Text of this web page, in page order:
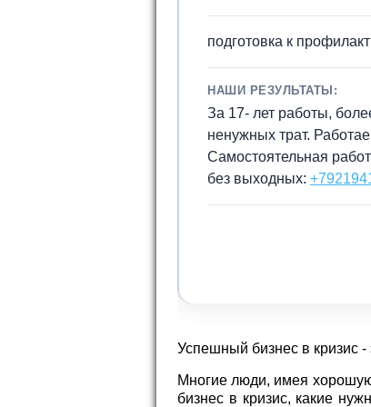
подготовка к
НАШИ РЕЗУЛЬТАТЫ:
За 17- лет работы,
ненужных трат.
Самостоятельная
без выходных:
Успешный бизнес в кризис -
Многие люди, имея хорошую
бизнес в кризис, какие